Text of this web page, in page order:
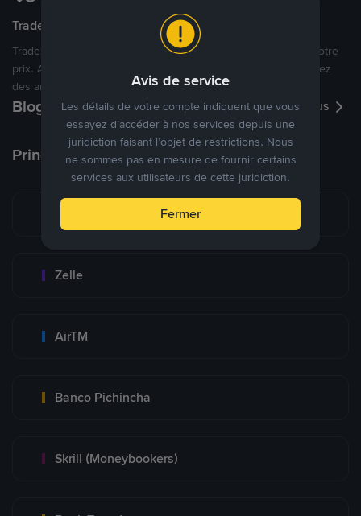
Tradez à des prix avantageux pour vous
Tradez des cryptos en étant libres d’acheter et de vendre à votre
prix. Achetez ou vendez à partir des offres existantes, ou créez
des annonces commerciales pour fixer vos propres prix.
Blog P2P Voir plus
Principaux modes de paiement
Zelle
AirTM
Banco Pichincha
Skrill (Moneybookers)
Avis de service
Les détails de votre compte indiquent que vous
essayez d’accéder à nos services depuis une
juridiction faisant l’objet de restrictions. Nous
ne sommes pas en mesure de fournir certains
services aux utilisateurs de cette juridiction.
Fermer